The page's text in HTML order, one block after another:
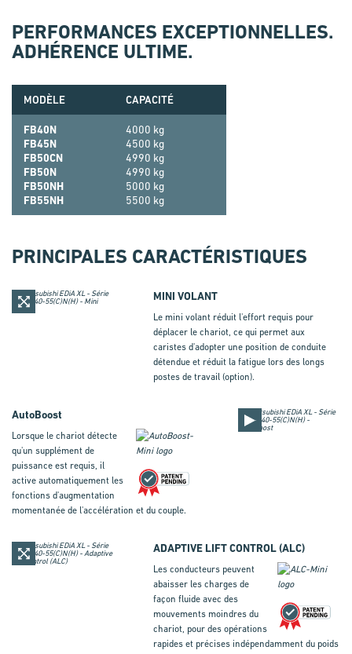
PERFORMANCES EXCEPTIONNELLES.
ADHÉRENCE ULTIME.
MODÈLE CAPACITÉ
FB40N
4000 kg
FB45N
4500 kg
FB50CN
4990 kg
FB50N
4990 kg
FB50NH
5000 kg
FB55NH
5500 kg
PRINCIPALES CARACTÉRISTIQUES
MINI VOLANT
Le mini volant réduit l'effort requis pour
déplacer le chariot, ce qui permet aux
caristes d'adopter une position de conduite
détendue et réduit la fatigue lors des longs
postes de travail (option).
AutoBoost
Lorsque le chariot détecte
qu'un supplément de
puissance est requis, il
active automatiquement les
fonctions d'augmentation
momentanée de l'accélération et du couple.
ADAPTIVE LIFT CONTROL(ALC)
Les conducteurs peuvent
abaisser les charges de
façon fluide avec des
mouvements moindres du
chariot, pour des opérations
rapides et précises indépendamment du poids